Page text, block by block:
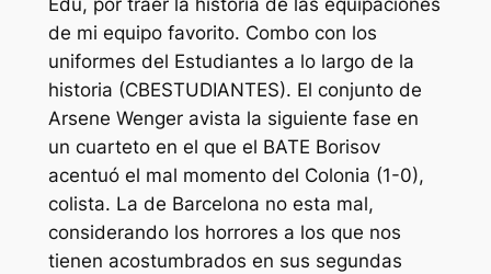
Edu, por traer la historia de las equipaciones
de mi equipo favorito. Combo con los
uniformes del Estudiantes a lo largo de la
historia (CBESTUDIANTES). El conjunto de
Arsene Wenger avista la siguiente fase en
un cuarteto en el que el BATE Borisov
acentuó el mal momento del Colonia (1-0),
colista. La de Barcelona no esta mal,
considerando los horrores a los que nos
tienen acostumbrados en sus segundas